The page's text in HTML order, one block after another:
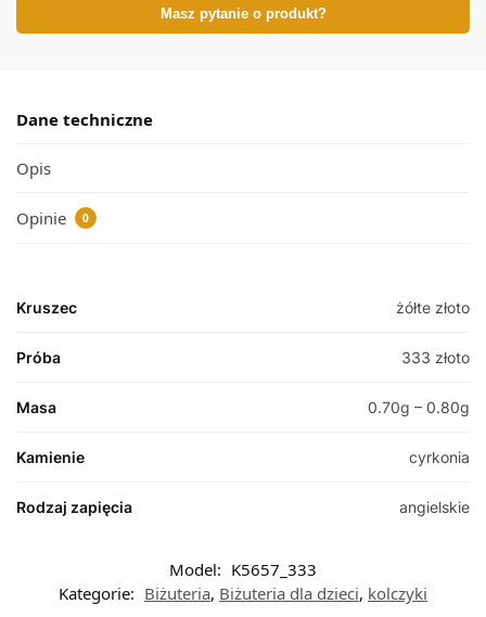
Masz pytanie o produkt?
Dane techniczne
Opis
Opinie 0
Kruszec żółte złoto
Próba 333 złoto
Masa 0.70g – 0.80g
Kamienie cyrkonia
Rodzaj zapięcia angielskie
Model: K5657_333
Kategorie: Biżuteria, Biżuteria dla dzieci, kolczyki